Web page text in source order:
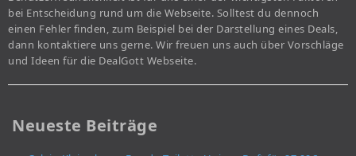
bei Entscheidung rund um die Webseite. Solltest du dennoch
einen Fehler finden, zum Beispiel bei der Darstellung eines Deals,
dann kontaktiere uns gerne. Wir freuen uns auch über Vorschläge
und Ideen für die DealGott Webseite.
Neueste Beiträge